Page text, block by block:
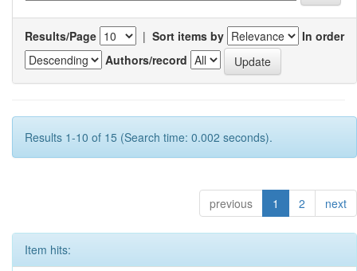
Results/Page | Sort items by
In order
Authors/record
Results 1-10 of 15 (Search time: 0.002 seconds).
previous 1 2 next
Item hits: